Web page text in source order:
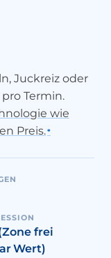
Juckreiz oder
Termin.
wie
Preis.*
frei
Wert)